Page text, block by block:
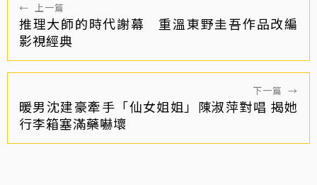
← 上一篇
推理大師的時代謝幕 重溫東野圭吾作品改編
影視經典
下一篇 →
暖男沈建豪牽手「仙女姐姐」陳淑萍對唱 揭她
行李箱塞滿藥嚇壞